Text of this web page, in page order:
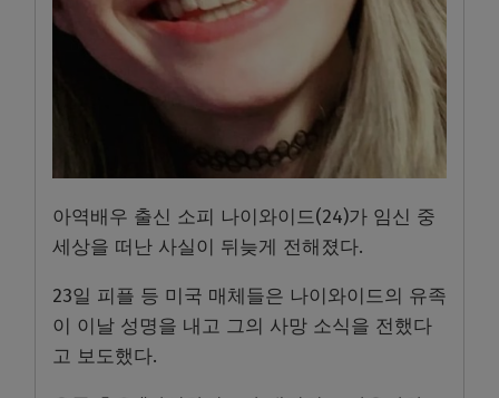
아역배우 출신 소피 나이와이드(24)가 임신 중
세상을 떠난 사실이 뒤늦게 전해졌다.
23일 피플 등 미국 매체들은 나이와이드의 유족
이 이날 성명을 내고 그의 사망 소식을 전했다
고 보도했다.